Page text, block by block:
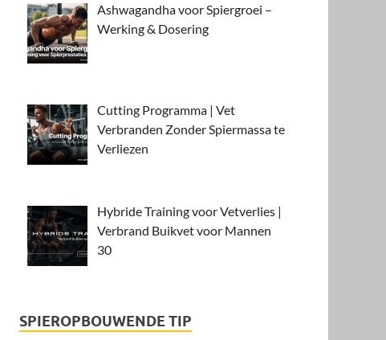
Ashwagandha voor Spiergroei –
Werking & Dosering
Cutting Programma | Vet
Verbranden Zonder Spiermassa te
Verliezen
Hybride Training voor Vetverlies |
Verbrand Buikvet voor Mannen
30
SPIEROPBOUWENDE TIP